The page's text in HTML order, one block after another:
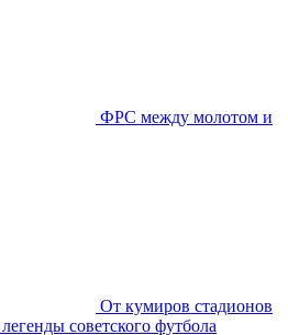
ФРС между молотом и
От кумиров стадионов
советского футбола